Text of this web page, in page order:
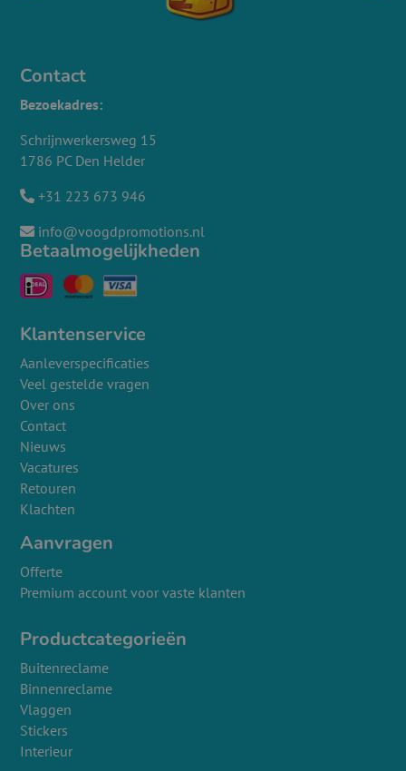
Contact
Bezoekadres:
Schrijnwerkersweg 15
1786 PC Den Helder
+31 223 673 946
info@voogdpromotions.nl
Betaalmogelijkheden
Klantenservice
Aanleverspecificaties
Veel gestelde vragen
Over ons
Contact
Nieuws
Vacatures
Retouren
Klachten
Aanvragen
Offerte
Premium account voor vaste klanten
Productcategorieën
Buitenreclame
Binnenreclame
Vlaggen
Stickers
Interieur